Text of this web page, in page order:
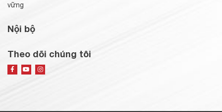
vững
Nội bộ
Theo dõi chúng tôi